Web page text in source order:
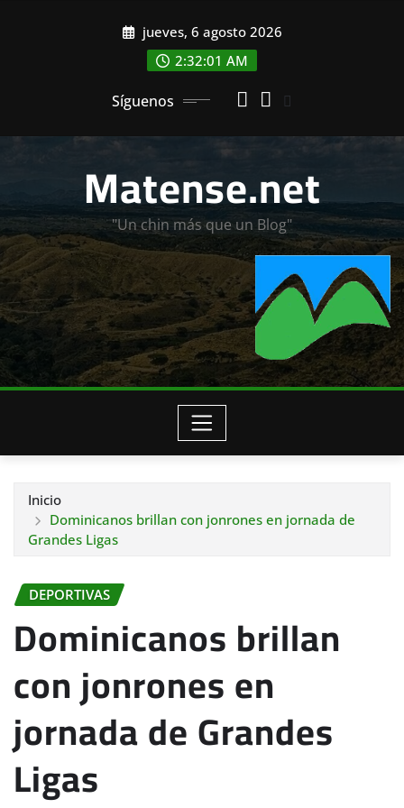
jueves, 6 agosto 2026
2:32:03 AM
Síguenos
Matense.net
"Un chin más que un Blog"
Inicio
Dominicanos brillan con jonrones en jornada de
Grandes Ligas
DEPORTIVAS
Dominicanos brillan
con jonrones en
jornada de Grandes
Ligas